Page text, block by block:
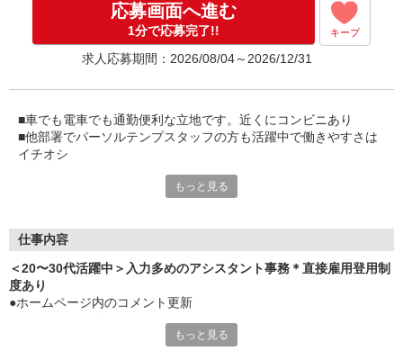
応募画面へ進む
1分で応募完了!! キープ
求人応募期間：2026/08/04～2026/12/31
■車でも電車でも通勤便利な立地です。近くにコンビニあり
■他部署でパーソルテンプスタッフの方も活躍中で働きやすさは
イチオシ
もっと見る
仕事内容
＜20〜30代活躍中＞入力多めのアシスタント事務＊直接雇用登用制
度あり
●ホームページ内のコメント更新
●チラシ作成（PowerPointを使用しての修正）
もっと見る